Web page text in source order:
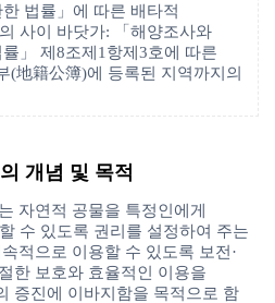
법률」에 따른 배타적
사이 바닷가: 「해양조사와
」 제8조제1항제3호에 따른
(地籍公簿)에 등록된 지역까지의
개념 및 목적
자연적 공물을 특정인에게
수 있도록 권리를 설정하여 주는
적으로 이용할 수 있도록 보전·
한 보호와 효율적인 이용을
증진에 이바지함을 목적으로 함